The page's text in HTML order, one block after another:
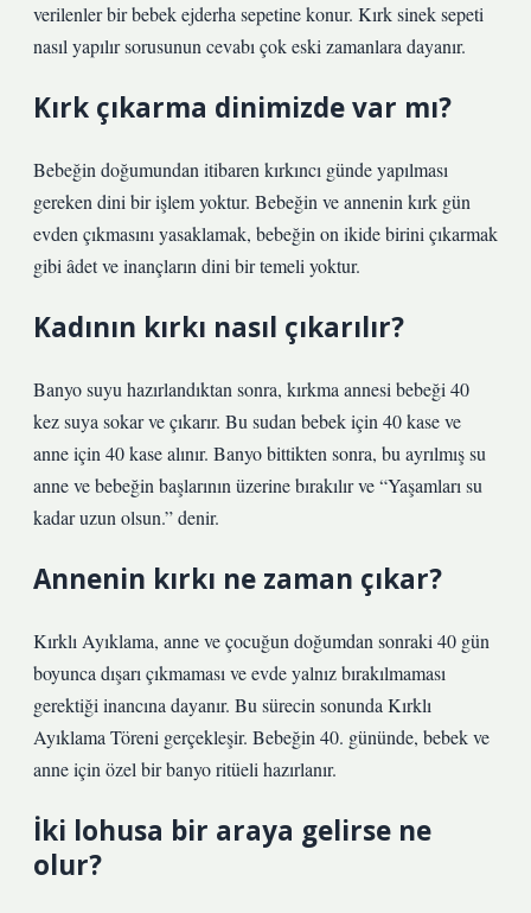
verilenler bir bebek ejderha sepetine konur. Kırk sinek sepeti
nasıl yapılır sorusunun cevabı çok eski zamanlara dayanır.
Kırk çıkarma dinimizde var mı?
Bebeğin doğumundan itibaren kırkıncı günde yapılması
gereken dini bir işlem yoktur. Bebeğin ve annenin kırk gün
evden çıkmasını yasaklamak, bebeğin on ikide birini çıkarmak
gibi âdet ve inançların dini bir temeli yoktur.
Kadının kırkı nasıl çıkarılır?
Banyo suyu hazırlandıktan sonra, kırkma annesi bebeği 40
kez suya sokar ve çıkarır. Bu sudan bebek için 40 kase ve
anne için 40 kase alınır. Banyo bittikten sonra, bu ayrılmış su
anne ve bebeğin başlarının üzerine bırakılır ve “Yaşamları su
kadar uzun olsun.” denir.
Annenin kırkı ne zaman çıkar?
Kırklı Ayıklama, anne ve çocuğun doğumdan sonraki 40 gün
boyunca dışarı çıkmaması ve evde yalnız bırakılmaması
gerektiği inancına dayanır. Bu sürecin sonunda Kırklı
Ayıklama Töreni gerçekleşir. Bebeğin 40. gününde, bebek ve
anne için özel bir banyo ritüeli hazırlanır.
İki lohusa bir araya gelirse ne
olur?